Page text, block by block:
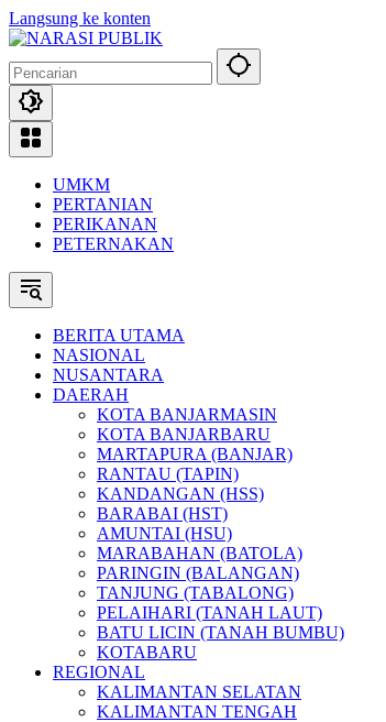
Langsung ke konten
UMKM
PERTANIAN
PERIKANAN
PETERNAKAN
BERITA UTAMA
NASIONAL
NUSANTARA
DAERAH
KOTA BANJARMASIN
KOTA BANJARBARU
MARTAPURA (BANJAR)
RANTAU (TAPIN)
KANDANGAN (HSS)
BARABAI (HST)
AMUNTAI (HSU)
MARABAHAN (BATOLA)
PARINGIN (BALANGAN)
TANJUNG (TABALONG)
PELAIHARI (TANAH LAUT)
BATU LICIN (TANAH BUMBU)
KOTABARU
REGIONAL
KALIMANTAN SELATAN
KALIMANTAN TENGAH